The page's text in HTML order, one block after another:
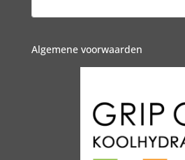
Algemene voorwaarden